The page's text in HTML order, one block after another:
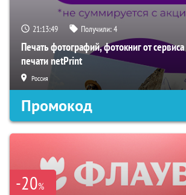
21:13:48 Получили:4
Печать фотографий, фотокниг от
печати netPrint
Россия
Промокод
-20%